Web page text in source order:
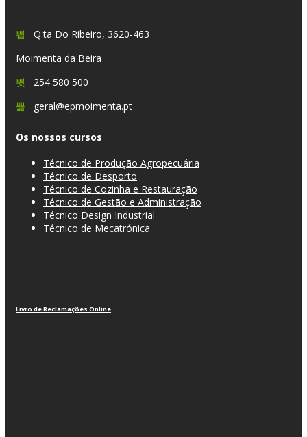
Q.ta Do Ribeiro, 3620-463
Moimenta da Beira
254 580 500
geral@epmoimenta.pt
Os nossos cursos
Técnico de Produção Agropecuária
Técnico de Desporto
Técnico de Cozinha e Restauração
Técnico de Gestão e Administração
Técnico Design Industrial
Técnico de Mecatrónica
Livro de Reclamações Online